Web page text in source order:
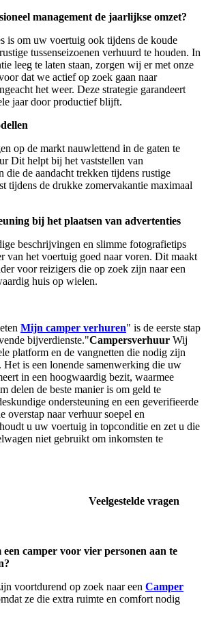
management de jaarlijkse omzet?
is om uw voertuig ook tijdens de koude
tussenseizoenen verhuurd te houden. In
leeg te laten staan, zorgen wij er met onze
dat we actief op zoek gaan naar
het weer. Deze strategie garandeert
jaar door productief blijft.
op de markt nauwlettend in de gaten te
Dit helpt bij het vaststellen van
die de aandacht trekken tijdens rustige
tijdens de drukke zomervakantie maximaal
bij het plaatsen van advertenties
beschrijvingen en slimme fotografietips
van het voertuig goed naar voren. Dit maakt
voor reizigers die op zoek zijn naar een
huis op wielen.
Mijn camper verhuren" is de eerste stap
bijverdienste."Campersverhuur Wij
platform en de vangnetten die nodig zijn
Het is een lonende samenwerking die uw
in een hoogwaardig bezit, waarmee
delen de beste manier is om geld te
ondersteuning en een geverifieerde
overstap naar verhuur soepel en
u uw voertuig in topconditie en zet u die
niet gebruikt om inkomsten te
vragen
​​camper voor vier personen aan te
voortdurend op zoek naar een Camper
ze die extra ruimte en comfort nodig